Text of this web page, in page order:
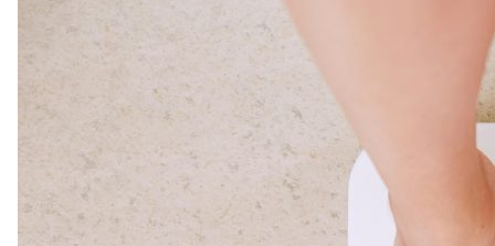
Entretención y Cultura
Dato en Pauta
Contenido Patrocinado